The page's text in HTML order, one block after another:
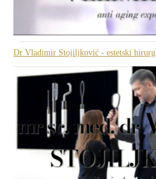
Dr Vladimir Stojiljković - estetski hirurg